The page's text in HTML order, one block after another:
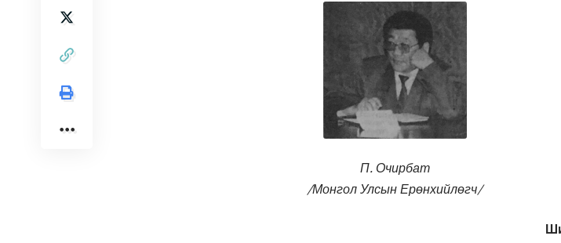
П. Очирбат
/Монгол Улсын Ерөнхийлөгч/